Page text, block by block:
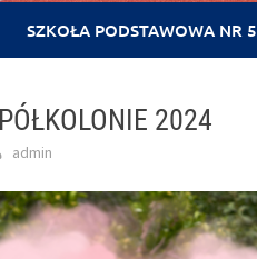
SZKOŁA PODSTAWOWA NR 5
2024
admin